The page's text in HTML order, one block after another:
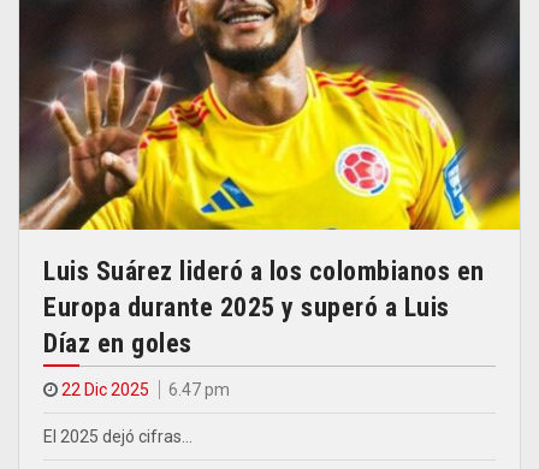
Luis Suárez lideró a los colombianos en
Europa durante 2025 y superó a Luis
Díaz en goles
22 Dic 2025 6.47 pm
El 2025 dejó cifras…